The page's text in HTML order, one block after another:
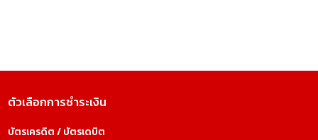
ตัวเลือกการชำระเงิน
บัตรเครดิต / บัตรเดบิต